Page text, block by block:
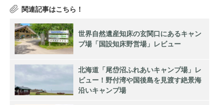
世界自然遺産知床の玄関口にあるキャン
プ場「国設知床野営場」レビュー
北海道「尾岱沼ふれあいキャンプ場」レ
ビュー！野付湾や国後島を見渡す絶景海
沿いキャンプ場